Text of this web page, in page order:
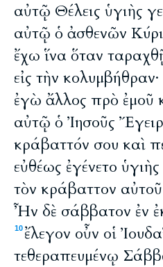
αὐτῷ Θέλεις ὑγιὴς
αὐτῷ ὁ ἀσθενῶν
ἔχω ἵνα ὅταν
εἰς τὴν
ἐγὼ ἄλλος πρὸ ἐμοῦ
αὐτῷ ὁ Ἰησοῦς
κράβαττόν σου καὶ
εὐθέως ἐγένετο
τὸν κράβαττον
Ἦν δὲ σάββατον ἐν
10 ἔλεγον οὖν οἱ
τεθεραπευμένῳ